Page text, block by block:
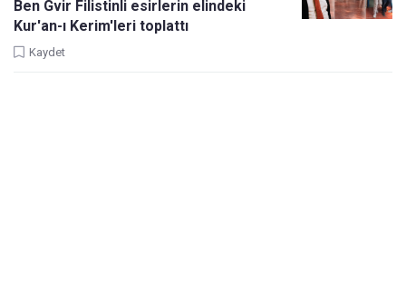
Ben Gvir Filistinli esirlerin elindeki
Kur'an-ı Kerim'leri toplattı
Kaydet